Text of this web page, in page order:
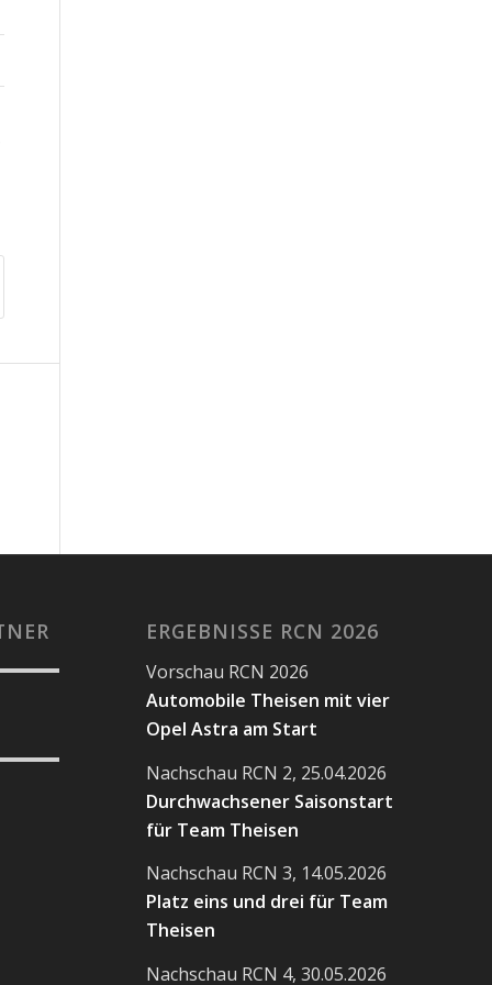
ERGEBNISSE RCN 2026
Vorschau RCN 2026
Automobile Theisen mit vier
Opel Astra am Start
Nachschau RCN 2, 25.04.2026
Durchwachsener Saisonstart
für Team Theisen
Nachschau RCN 3, 14.05.2026
Platz eins und drei für Team
Theisen
Nachschau RCN 4, 30.05.2026